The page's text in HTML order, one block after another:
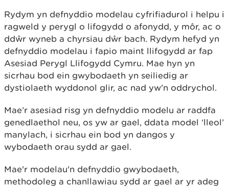
Rydym yn defnyddio modelau cyfrifiadurol i helpu i
ragweld y perygl o lifogydd o afonydd, y môr, ac o
ddŵr wyneb a chyrsiau dŵr bach. Rydym hefyd yn
defnyddio modelau i fapio maint llifogydd ar fap
Asesiad Perygl Llifogydd Cymru. Mae hyn yn
sicrhau bod ein gwybodaeth yn seiliedig ar
dystiolaeth wyddonol glir, ac nad yw'n oddrychol.
Mae’r asesiad risg yn defnyddio modelu ar raddfa
genedlaethol neu, os yw ar gael, ddata model ‘lleol’
manylach, i sicrhau ein bod yn dangos y
wybodaeth orau sydd ar gael.
Mae'r modelau'n defnyddio gwybodaeth,
methodoleg a chanllawiau sydd ar gael ar yr adeg